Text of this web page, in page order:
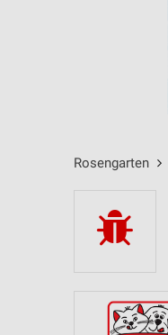
Rosengarten